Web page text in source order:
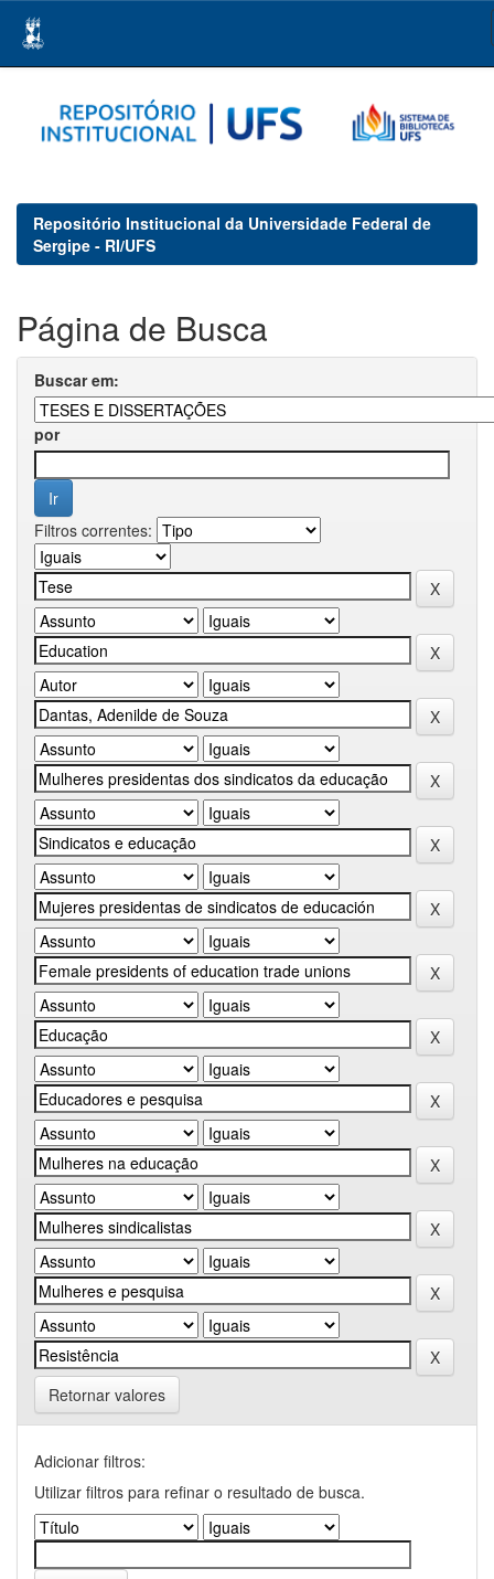
navigation
Repositório Institucional da Universidade Federal de
Sergipe - RI/UFS
Página de Busca
Buscar em:
por
Filtros correntes:
Retornar valores
Adicionar filtros:
Utilizar filtros para refinar o resultado de busca.